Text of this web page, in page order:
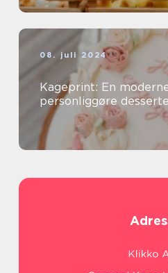
08. juli 2024
Kageprint: En
personliggøre